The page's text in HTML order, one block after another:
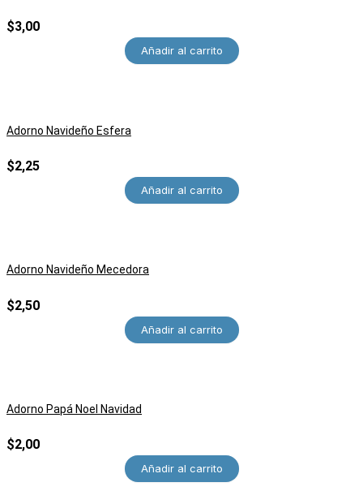
$3,00
Añadir al carrito
Adorno Navideño Esfera
$2,25
Añadir al carrito
Adorno Navideño Mecedora
$2,50
Añadir al carrito
Adorno Papá Noel Navidad
$2,00
Añadir al carrito